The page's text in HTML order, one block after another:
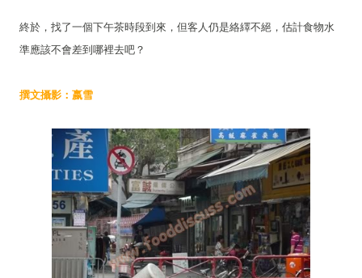
終於，找了一個下午茶時段到來，但客人仍是絡繹不絕，估計食物水
準應該不會差到哪裡去吧？
撰文攝影：嬴雪